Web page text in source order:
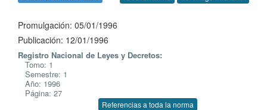
Promulgación: 05/01/1996
Publicación: 12/01/1996
Registro Nacional de Leyes y Decretos:
Tomo: 1
Semestre: 1
Año: 1996
Página: 27
Referencias a toda la norma